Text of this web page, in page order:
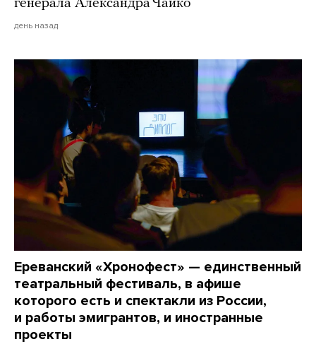
генерала Александра Чайко
день назад
Ереванский «Хронофест» — единственный
театральный фестиваль, в афише
которого есть и спектакли из России,
и работы эмигрантов, и иностранные
проекты